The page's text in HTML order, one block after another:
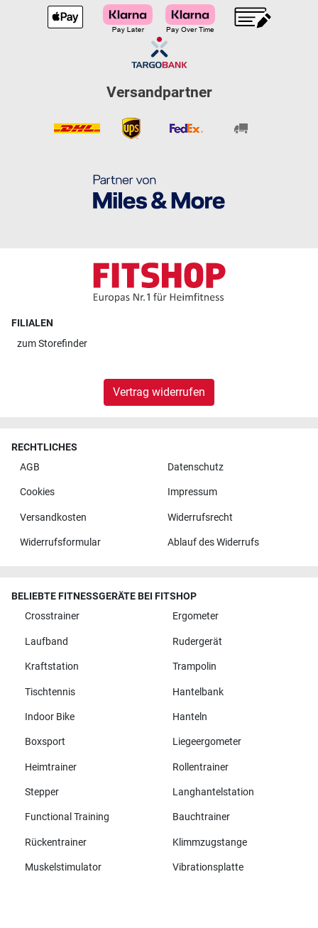
Versandpartner
FILIALEN
zumStorefinder
Vertrag widerrufen
RECHTLICHES
AGB
Datenschutz
Cookies Impressum
Versandkosten Widerrufsrecht
Widerrufsformular Ablauf des Widerrufs
BELIEBTE FITNESSGERÄTE BEI FITSHOP
Crosstrainer
Ergometer
Laufband Rudergerät
Kraftstation Trampolin
Tischtennis Hantelbank
Indoor Bike Hanteln
Boxsport Liegeergometer
Heimtrainer Rollentrainer
Stepper Langhantelstation
Functional Training Bauchtrainer
Rückentrainer Klimmzugstange
Muskelstimulator Vibrationsplatte